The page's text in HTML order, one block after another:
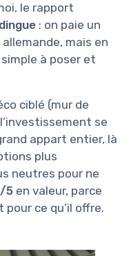
le rapport
: on paie un
mais en
à poser et
ciblé (mur de
se
appart entier, là
plus
neutres pour ne
5 en valeur, parce
ce qu’il offre.